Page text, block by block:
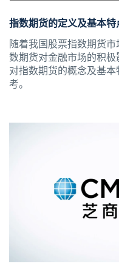
指数期货的定义及基本特
随着我国股票指数期货
数期货对金融市场的积
对指数期货的概念及基
考。